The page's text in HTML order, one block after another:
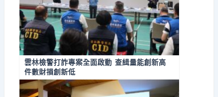
雲林檢警打詐專案全面啟動 查緝量能創新高
件數財損創新低